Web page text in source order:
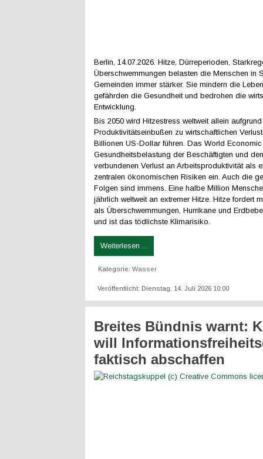
Berlin, 14.07.2026. Hitze, Dürreperioden,
Überschwemmungen belasten die Menschen in
Gemeinden immer stärker. Sie mindern die
gefährden die Gesundheit und bedrohen die
Entwicklung.
Bis 2050 wird Hitzestress weltweit allein
Produktivitätseinbußen zu wirtschaftlichen
Billionen US-Dollar führen. Das World
Gesundheitsbelastung der Beschäftigten und
verbundenen Verlust an Arbeitsproduktivität als
zentralen ökonomischen Risiken ein. Auch die
Folgen sind immens. Eine halbe Million
jährlich weltweit an extremer Hitze. Hitze fordert
als Überschwemmungen, Hurrikane und
und ist das tödlichste Klimarisiko.
Weiterlesen ...
Kategorie: Wasser
Veröffentlicht: Dienstag, 14. Juli 2026 10:00
Breites Bündnis warnt:
will
faktisch abschaffen